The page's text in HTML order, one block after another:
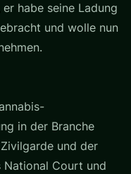
habe seine Ladung
und wolle nun
in der Branche
und der
National Court und